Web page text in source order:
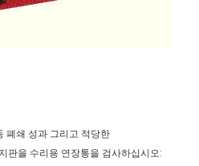
폐쇄 성과 그리고 적당한
판을 수리용 연장통을 검사하십시오: